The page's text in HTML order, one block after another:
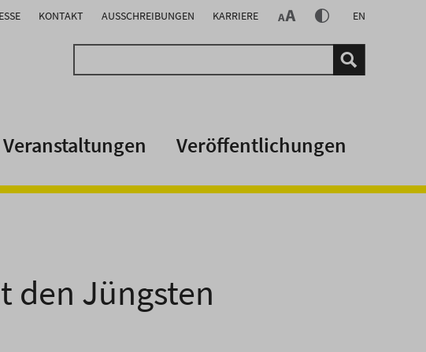
KONTAKT AUSSCHREIBUNGEN KARRIERE EN
Veranstaltungen Veröffentlichungen
den Jüngsten